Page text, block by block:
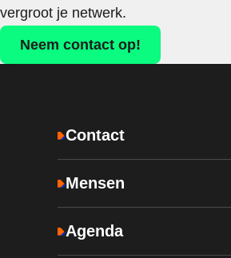
vergroot je netwerk.
Neem contact op!
Contact
Mensen
Agenda